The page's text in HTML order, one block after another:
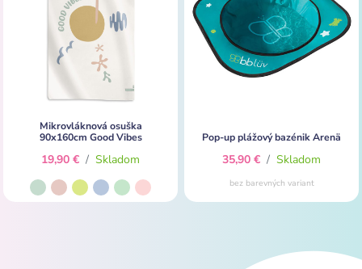
Mikrovláknová osuška
90x160cm Good Vibes
19,90 € / Skladom
Pop-up plážový bazénik Arenä
35,90 € / Skladom
bez barevných variant